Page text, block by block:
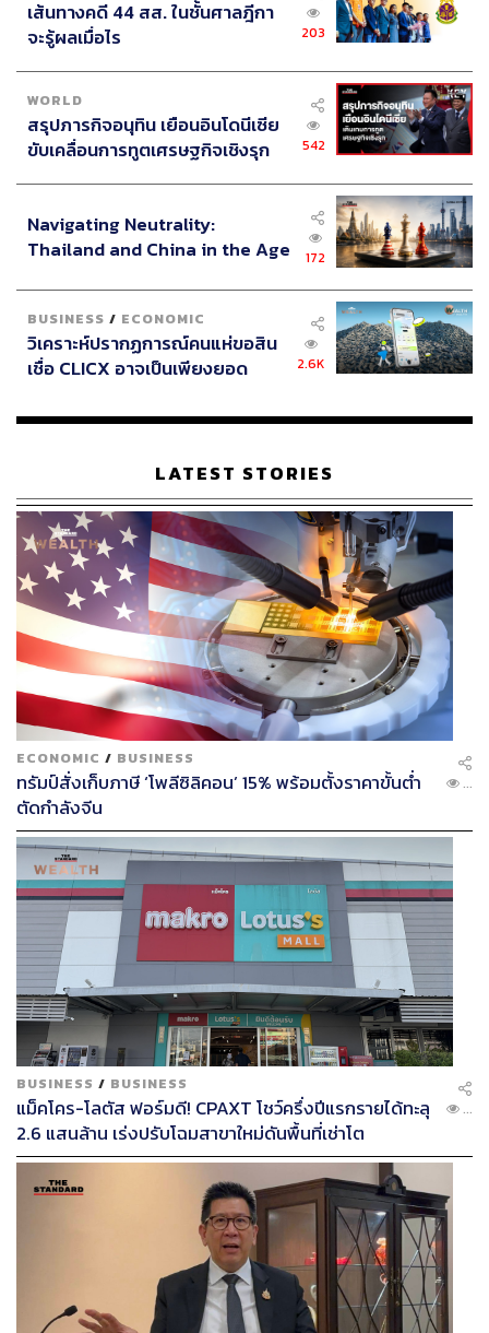
เส้นทางคดี 44 สส. ในชั้นศาลฎีกา
จะรู้ผลเมื่อไร
203
WORLD
สรุปภารกิจอนุทิน เยือนอินโดนีเซีย
ขับเคลื่อนการทูตเศรษฐกิจเชิงรุก
542
Navigating Neutrality:
Thailand and China in the Age
172
BUSINESS / ECONOMIC
วิเคราะห์ปรากฏการณ์คนแห่ขอสิน
เชื่อ CLICX อาจเป็นเพียงยอด
เรือนไทยที่ถูกซุกไว้
2.6K
LATEST STORIES
ECONOMIC / BUSINESS
ทรัมป์สั่งเก็บภาษี ‘โพลีซิลิคอน’ 15% พร้อมตั้งราคาขั้นต่ำ
ตัดกำลังจีน
...
BUSINESS / BUSINESS
แม็คโคร-โลตัส ฟอร์มดี! CPAXT โชว์ครึ่งปีแรกรายได้ทะลุ
2.6 แสนล้าน เร่งปรับโฉมสาขาใหม่ดันพื้นที่เช่าโต
...